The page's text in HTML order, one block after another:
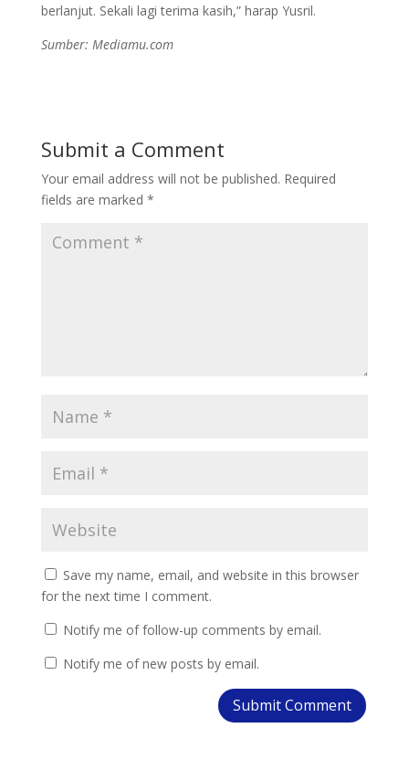
berlanjut. Sekali lagi terima kasih,” harap Yusril.
Sumber: Mediamu.com
Submit a Comment
Your email address will not be published. Required
fields are marked *
Save my name, email, and website in this browser
for the next time I comment.
Notify me of follow-up comments by email.
Notify me of new posts by email.